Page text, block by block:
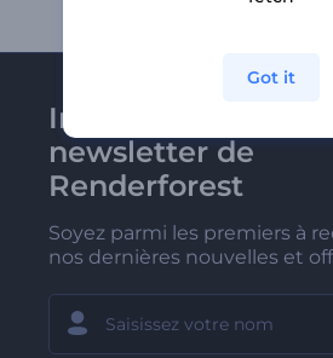
Inscrivez-vous à la
newsletter de
Renderforest
Soyez parmi les premiers à
nos dernières nouvelles et
Got it